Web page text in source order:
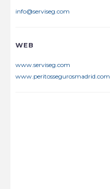
info@serviseg.com
WEB
www.serviseg.com
www.peritossegurosmadrid.com